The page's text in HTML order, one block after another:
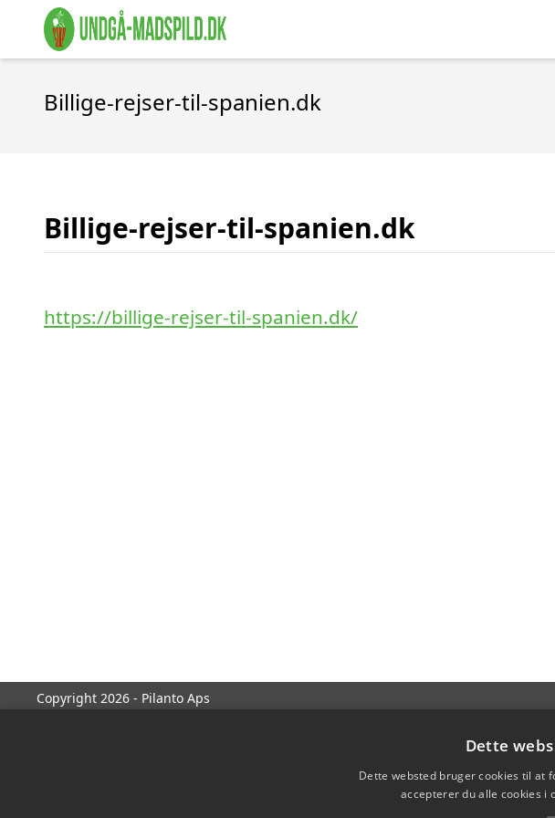
Billige-rejser-til-spanien.dk
Billige-rejser-til-spanien.dk
https://billige-rejser-til-spanien.dk/
Copyright 2026 - Pilanto Aps
Dette
Dette websted bruger cookies til at
accepterer du alle cookies i